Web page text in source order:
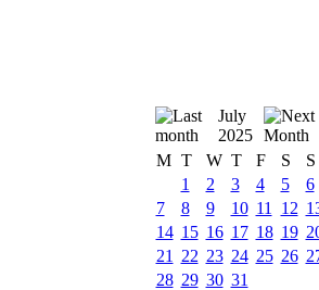
July
2025
M T W T F S
S
1
2 3 4 5
6
7
8 9 10 11 12
14 15 16 17 18 19
21
22 23 24 25 26
28 29 30 31